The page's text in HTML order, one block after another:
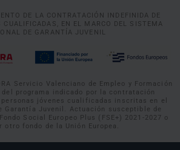
DE LA CONTRATACIÓN INDEFINIDA DE
CUALIFICADAS, EN EL MARCO DEL SISTEMA
DE GARANTÍA JUVENIL
Servicio Valenciano de Empleo y Formación
programa indicado por la contratación
jóvenes cualificadas inscritas en el
Garantía Juvenil. Actuación susceptible de
Social Europeo Plus (FSE+) 2021-2027 o
otro fondo de la Unión Europea.